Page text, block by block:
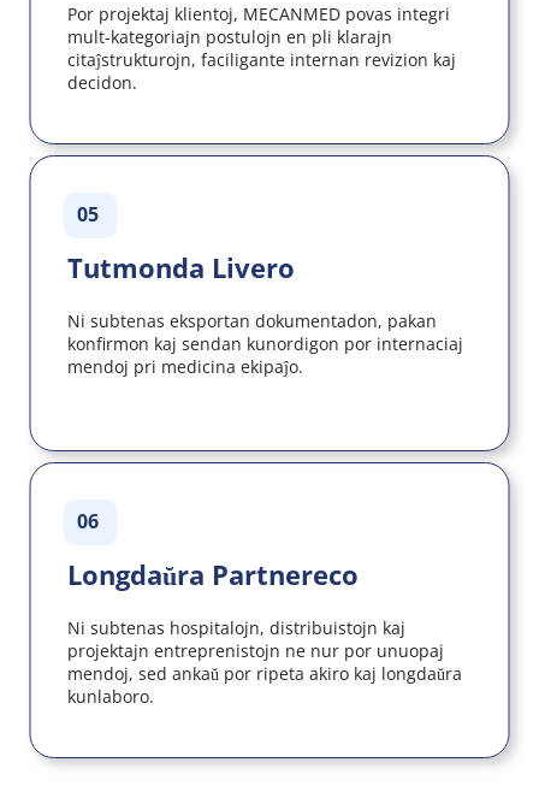
Por projektaj klientoj, MECANMED povas integri
mult-kategoriajn postulojn en pli klarajn
citaĵstrukturojn, faciligante internan revizion kaj
decidon.
05
Tutmonda Livero
Ni subtenas eksportan dokumentadon, pakan
konfirmon kaj sendan kunordigon por internaciaj
mendoj pri medicina ekipaĵo.
06
Longdaŭra Partnereco
Ni subtenas hospitalojn, distribuistojn kaj
projektajn entreprenistojn ne nur por unuopaj
mendoj, sed ankaŭ por ripeta akiro kaj longdaŭra
kunlaboro.